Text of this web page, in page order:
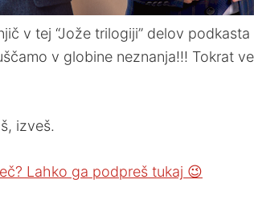
v tej “Jože trilogiji” delov
v globine neznanja!!! Tokrat
izveš.
Lahko ga podpreš tukaj 😉